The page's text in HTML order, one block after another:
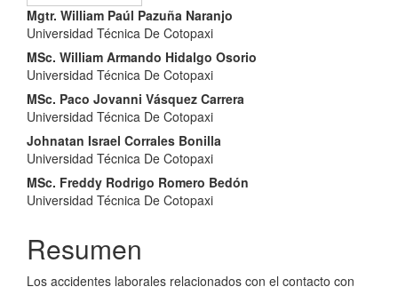
Contenido
principal
del
artículo
Mgtr. William Paúl Pazuña Naranjo
Universidad Técnica De Cotopaxi
MSc. William Armando Hidalgo Osorio
Universidad Técnica De Cotopaxi
MSc. Paco Jovanni Vásquez Carrera
Universidad Técnica De Cotopaxi
Johnatan Israel Corrales Bonilla
Universidad Técnica De Cotopaxi
MSc. Freddy Rodrigo Romero Bedón
Universidad Técnica De Cotopaxi
Resumen
Los accidentes laborales relacionados con el contacto con